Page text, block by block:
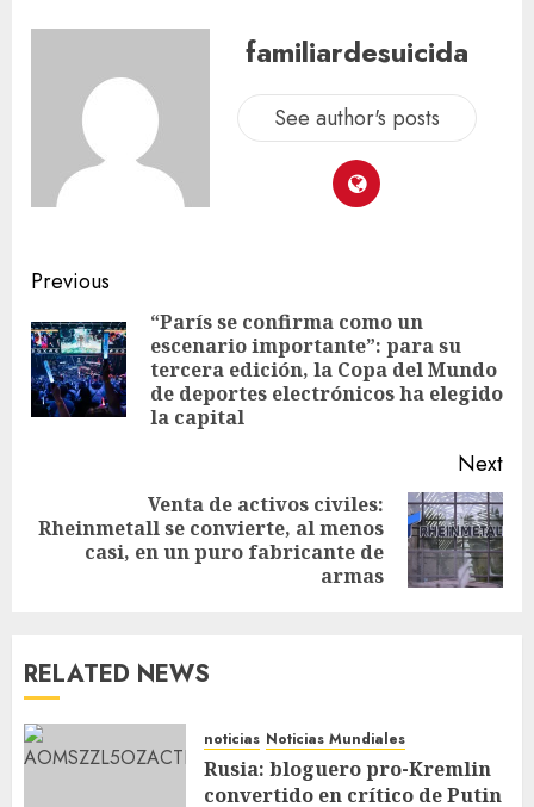
familiardesuicida
See author's posts
Previous
“París se confirma como un
escenario importante”: para su
tercera edición, la Copa del Mundo
de deportes electrónicos ha elegido
la capital
Next
Venta de activos civiles:
Rheinmetall se convierte, al menos
casi, en un puro fabricante de
armas
RELATED NEWS
noticias Noticias Mundiales
Rusia: bloguero pro-Kremlin
convertido en crítico de Putin